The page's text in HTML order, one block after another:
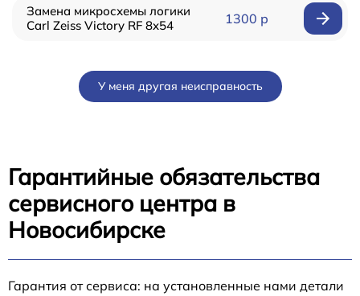
Замена микросхемы логики
Carl Zeiss Victory RF 8x54
1300 р
У меня другая неисправность
Гарантийные обязательства
сервисного центра в
Новосибирске
Гарантия от сервиса: на установленные нами детали